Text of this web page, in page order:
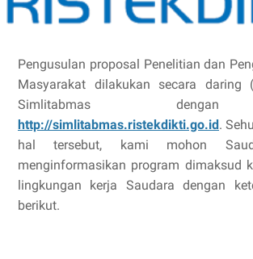
Pengusulan proposal Penelitian dan
Masyarakat dilakukan secara daring
Simlitabmas
http://simlitabmas.ristekdikti.go.id.
hal tersebut, kami mohon
menginformasikan program dimaksud
lingkungan kerja Saudara dengan
berikut.